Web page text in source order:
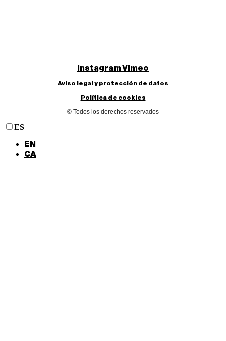
InstagramVimeo
Aviso legal y protección de datos
Política de cookies
© Todos los derechos reservados
ES
EN
CA